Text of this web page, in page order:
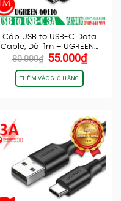
Cáp USB to USB-C Data
Cable, Dài 1m – UGREEN…
80.000₫ Giá
gốc
là:
80.000₫.
55.000₫Giá
THÊM VÀO GIỎ HÀNG